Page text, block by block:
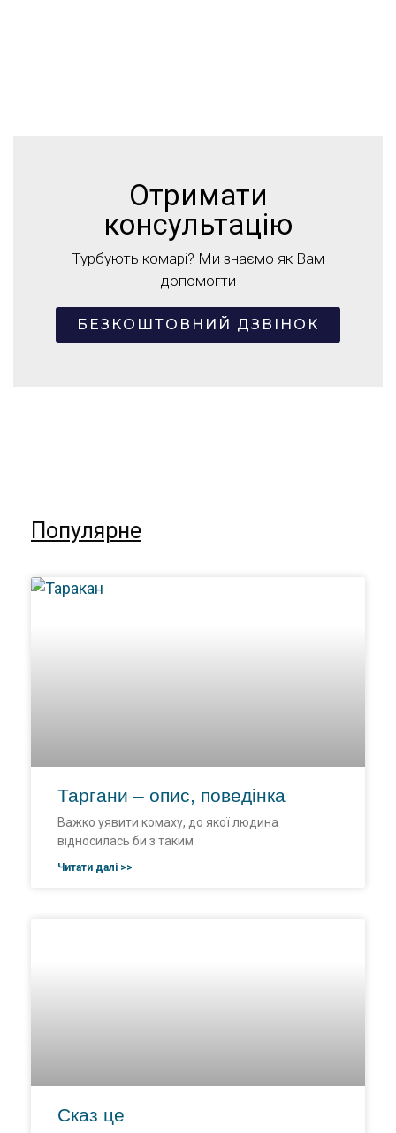
Отримати
консультацію
Турбують комарі? Ми знаємо як Вам
допомогти
БЕЗКОШТОВНИЙ ДЗВІНОК
Популярне
Таргани – опис, поведінка
Важко уявити комаху, до якої людина
відносилась би з таким
Читати далі >>
Сказ це